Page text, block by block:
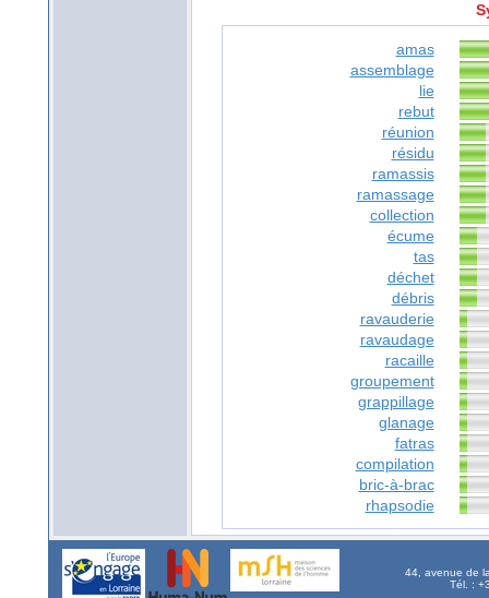
amas
assemblage
lie
rebut
réunion
résidu
ramassis
ramassage
collection
écume
tas
déchet
débris
ravauderie
ravaudage
racaille
groupement
grappillage
glanage
fatras
compilation
bric-à-brac
rhapsodie
44, avenue de
Tél. :